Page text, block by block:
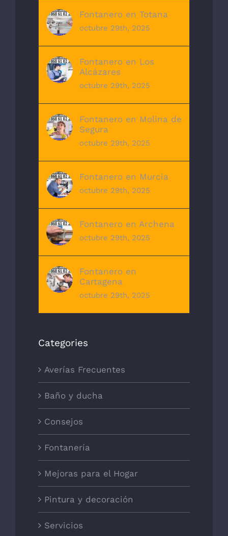
Fontanero en Totana
octubre 29th, 2025
Fontanero en Los
Alcázares
octubre 29th, 2025
Fontanero en Molina de
Segura
octubre 29th, 2025
Fontanero en Murcia
octubre 29th, 2025
Fontanero en Archena
octubre 29th, 2025
Fontanero en
Cartagena
octubre 29th, 2025
Categories
Averías Frecuentes
Baño y ducha
Consejos
Fontanería
Mejoras para el Hogar
Pintura y decoración
Servicios